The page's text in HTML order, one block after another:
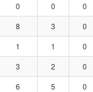
0 0 0
8 3 0
1 1 0
3 2 0
6 5 0